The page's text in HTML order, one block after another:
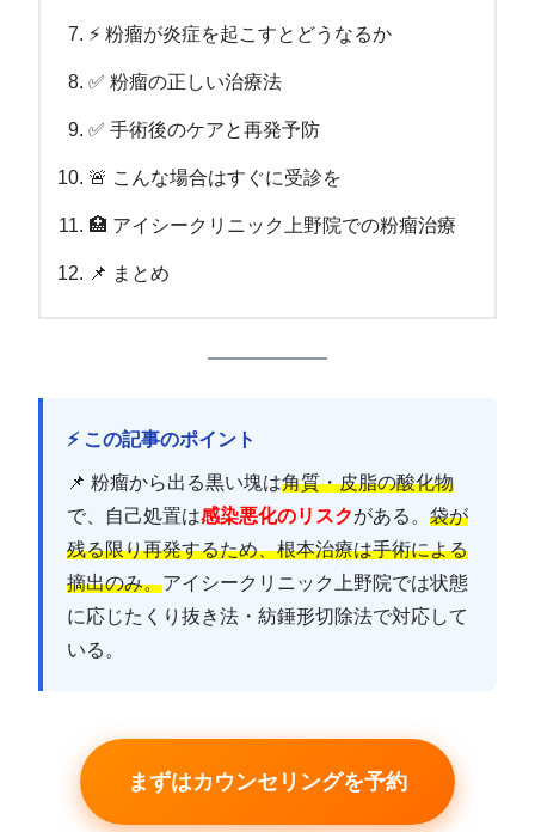
⚡ 粉瘤が炎症を起こすとどうなるか
✅ 粉瘤の正しい治療法
✅ 手術後のケアと再発予防
🚨 こんな場合はすぐに受診を
🏥 アイシークリニック上野院での粉瘤治療
📌 まとめ
⚡ この記事のポイント
📌 粉瘤から出る黒い塊は角質・皮脂の酸化物
で、自己処置は感染悪化のリスクがある。 袋が
残る限り再発するため、根本治療は手術による
摘出のみ。アイシークリニック上野院では状態
に応じたくり抜き法・紡錘形切除法で対応して
いる。
まずはカウンセリングを予約